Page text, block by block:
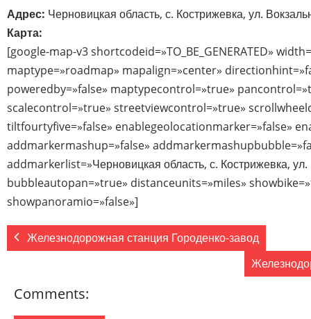
Адрес: Черновицкая область, с. Кострижевка, ул.
Карта:
[google-map-v3 shortcodeid=»TO_BE_GENERATED»
maptype=»roadmap» mapalign=»center»
poweredby=»false» maptypecontrol=»true»
scalecontrol=»true» streetviewcontrol=»true»
tiltfourtyfive=»false» enablegeolocationmarker=»false»
addmarkermashup=»false»
addmarkerlist=»Черновицкая область, с. Кострижевка,
bubbleautopan=»true» distanceunits=»miles»
showpanoramio=»false»]
Железнодорожная станция Городенко-завод
Comments: